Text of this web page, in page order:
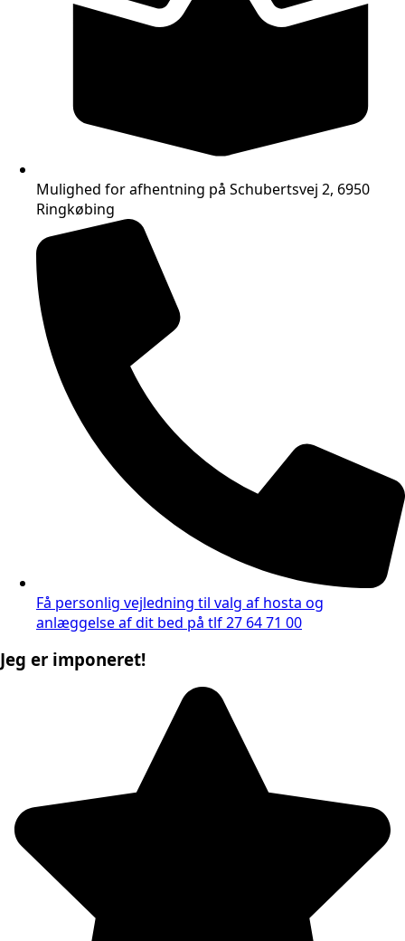
Mulighed for afhentning på Schubertsvej 2, 6950
Ringkøbing
Få personlig vejledning til valg af hosta og
anlæggelse af dit bed på tlf 27 64 71 00
Jeg er imponeret!